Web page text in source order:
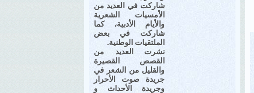
شاركت في العديد من
الأمسيات الشعرية
والأيام الأدبية، كما
شاركت في بعض
الملتقيات الوطنية.
نشرت العديد من
القصص القصيرة
والقليل من الشعر في
جريدة صوت الأحرار
وجريدة الأحداث و